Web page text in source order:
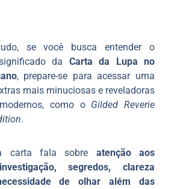
se você busca entender o
da Carta da Lupa no
, prepare-se para acessar uma
mais minuciosas e reveladoras
como o Gilded Reverie
.
carta fala sobre atenção aos
segredos, clareza
de olhar além das